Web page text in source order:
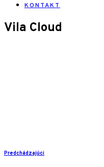
KONTAKT
Vila Cloud
Predchádzajúci